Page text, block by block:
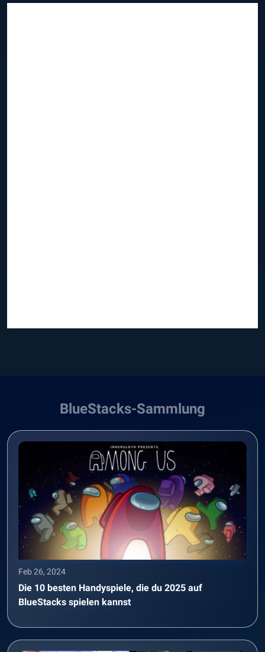
BlueStacks-Sammlung
Feb 26, 2024
Die 10 besten Handyspiele, die du 2025 auf
BlueStacks spielen kannst